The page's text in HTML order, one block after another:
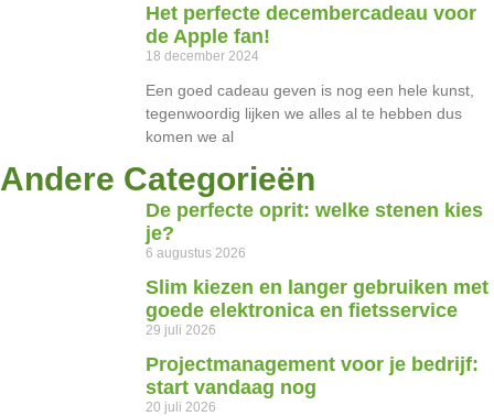
Het perfecte decembercadeau voor
de Apple fan!
18 december 2024
Een goed cadeau geven is nog een hele kunst,
tegenwoordig lijken we alles al te hebben dus
komen we al
Andere Categorieën
De perfecte oprit: welke stenen kies
je?
6 augustus 2026
Slim kiezen en langer gebruiken met
goede elektronica en fietsservice
29 juli 2026
Projectmanagement voor je bedrijf:
start vandaag nog
20 juli 2026